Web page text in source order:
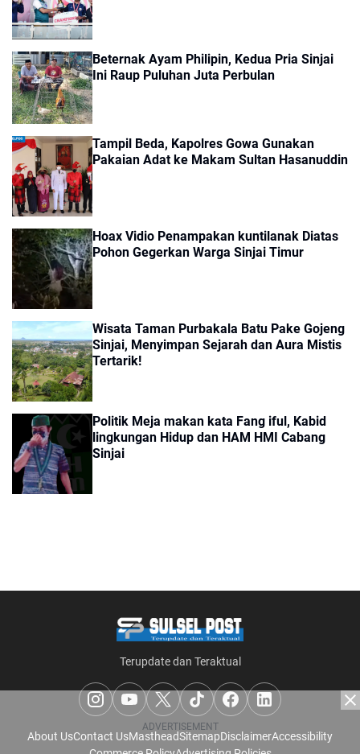
Beternak Ayam Philipin, Kedua Pria Sinjai
Ini Raup Puluhan Juta Perbulan
Tampil Beda, Kapolres Gowa Gunakan
Pakaian Adat ke Makam Sultan Hasanuddin
Hoax Vidio Penampakan kuntilanak Diatas
Pohon Gegerkan Warga Sinjai Timur
Wisata Taman Purbakala Batu Pake Gojeng
Sinjai, Menyimpan Sejarah dan Aura Mistis
Tertarik!
Politik Meja makan kata Fang iful, Kabid
lingkungan Hidup dan HAM HMI Cabang
Sinjai
ADVERTISEMENT
Terupdate dan Teraktual
About UsContact UsMastheadSitemapDisclaimerAccessibility